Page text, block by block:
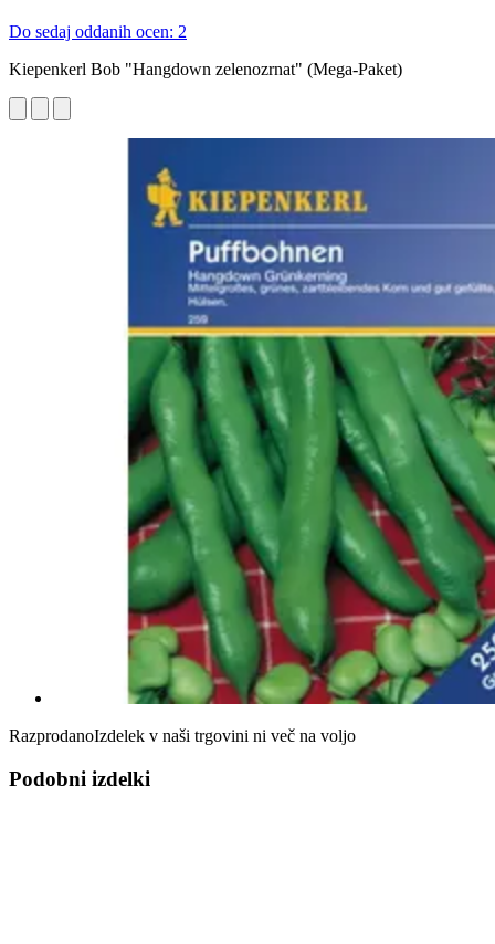
Do sedaj oddanih ocen: 2
Kiepenkerl Bob "Hangdown zelenozrnat" (Mega-Paket)
RazprodanoIzdelek v naši trgovini ni več na voljo
Podobni izdelki